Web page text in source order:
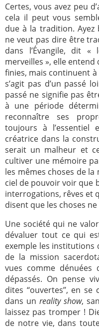
Certes, vous avez peu
cela il peut vous
due à la tradition. Ayez
ne veut pas dire être
dans l’Évangile, dit
merveilles », elle entend
finies, mais continuent
s’agit pas d’un passé
passé ne signifie pas
à une période
reconnaître ses
toujours à l’essentiel
créatrice dans la
serait un malheur et
cultiver une mémoire
les mêmes choses de la
ciel de pouvoir voir que
interrogations, rêves et
disent que les choses
Une société qui ne
dévaluer tout ce qui
exemple les institutions
de la mission
vues comme dénuées
dépassés. On pense
dites ‘‘ouvertes’’, en
dans un reality show,
laissez pas tromper !
de notre vie, dans